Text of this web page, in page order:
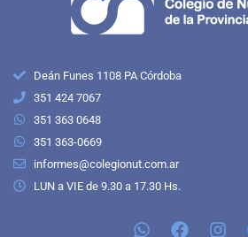
Deán Funes 1108 PA Córdoba
351 424 7067
351 363 0648
351 363-0669
informes@colegionut.com.ar
LUN a VIE de 9.30 a 17.30 Hs.